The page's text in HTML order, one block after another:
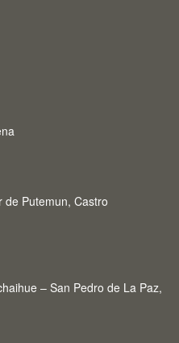
de Putemun, Castro
– San Pedro de La Paz,